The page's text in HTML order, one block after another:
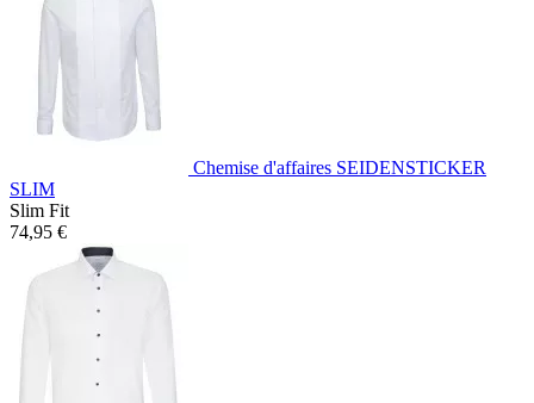
Chemise d'affaires SEIDENSTICKER
SLIM
Slim Fit
74,95 €